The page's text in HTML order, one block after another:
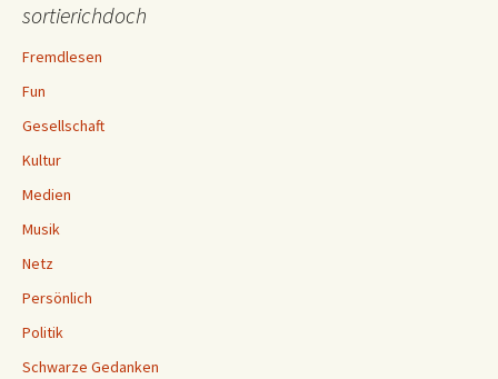
sortierichdoch
Fremdlesen
Fun
Gesellschaft
Kultur
Medien
Musik
Netz
Persönlich
Politik
Schwarze Gedanken